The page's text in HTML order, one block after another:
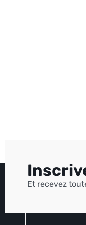
Et recevez